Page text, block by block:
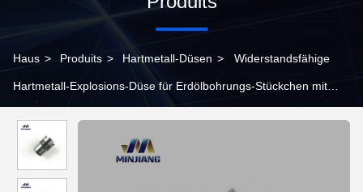
Haus > Produits > Hartmetall-Düsen > Widerstandsfähige
Hartmetall-Explosions-Düse für Erdölbohrungs-Stückchen mit